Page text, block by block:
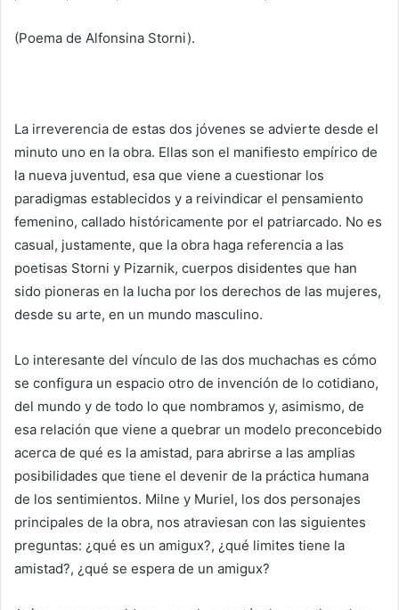
(Poema de Alfonsina Storni).
La irreverencia de estas dos jóvenes se advierte desde el
minuto uno en la obra. Ellas son el manifiesto empírico de
la nueva juventud, esa que viene a cuestionar los
paradigmas establecidos y a reivindicar el pensamiento
femenino, callado históricamente por el patriarcado. No es
casual, justamente, que la obra haga referencia a las
poetisas Storni y Pizarnik, cuerpos disidentes que han
sido pioneras en la lucha por los derechos de las mujeres,
desde su arte, en un mundo masculino.
Lo interesante del vínculo de las dos muchachas es cómo
se configura un espacio otro de invención de lo cotidiano,
del mundo y de todo lo que nombramos y, asimismo, de
esa relación que viene a quebrar un modelo preconcebido
acerca de qué es la amistad, para abrirse a las amplias
posibilidades que tiene el devenir de la práctica humana
de los sentimientos. Milne y Muriel, los dos personajes
principales de la obra, nos atraviesan con las siguientes
preguntas: ¿qué es un amigux?, ¿qué limites tiene la
amistad?, ¿qué se espera de un amigux?